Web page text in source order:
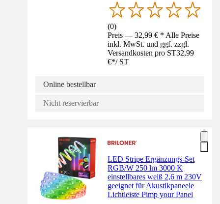
(0)
Preis — 32,99 € * Alle Preise
inkl. MwSt. und ggf. zzgl.
Versandkosten pro ST32,99
€*/ ST
Online bestellbar
Nicht reservierbar
LED Stripe Ergänzungs-Set
RGB/W 250 lm 3000 K
einstellbares weiß 2,6 m 230V
geeignet für Akustikpaneele
Lichtleiste Pimp your Panel